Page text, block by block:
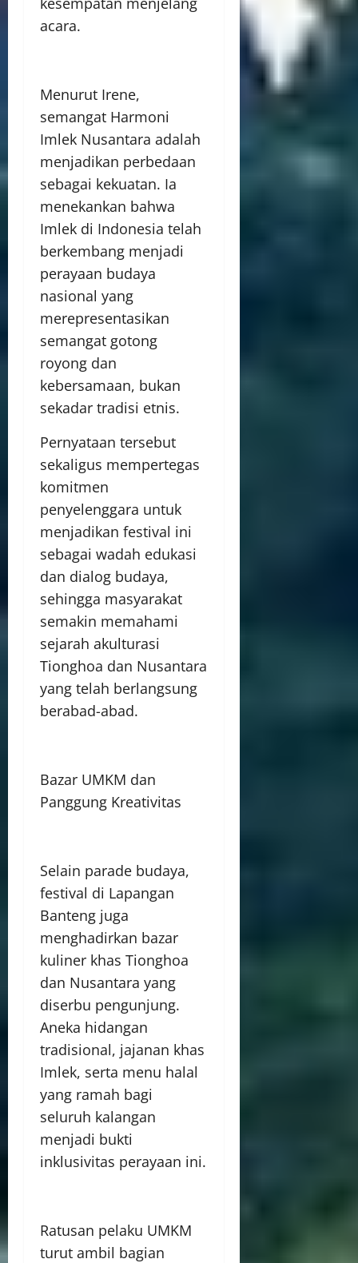
acara.
Menurut Irene,
semangat Harmoni
Imlek Nusantara adalah
menjadikan perbedaan
sebagai kekuatan. Ia
menekankan bahwa
Imlek di Indonesia telah
berkembang menjadi
perayaan budaya
nasional yang
merepresentasikan
semangat gotong
royong dan
kebersamaan, bukan
sekadar tradisi etnis.
Pernyataan tersebut
sekaligus mempertegas
komitmen
penyelenggara untuk
menjadikan festival ini
sebagai wadah edukasi
dan dialog budaya,
sehingga masyarakat
semakin memahami
sejarah akulturasi
Tionghoa dan Nusantara
yang telah berlangsung
berabad-abad.
Bazar UMKM dan
Panggung Kreativitas
Selain parade budaya,
festival di Lapangan
Banteng juga
menghadirkan bazar
kuliner khas Tionghoa
dan Nusantara yang
diserbu pengunjung.
Aneka hidangan
tradisional, jajanan khas
Imlek, serta menu halal
yang ramah bagi
seluruh kalangan
menjadi bukti
inklusivitas perayaan ini.
Ratusan pelaku UMKM
turut ambil bagian